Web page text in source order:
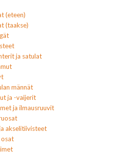
(eteen)
(taakse)
ja satulat
männät
ja -vaijerit
ja ilmausruuvit
akselitiivisteet